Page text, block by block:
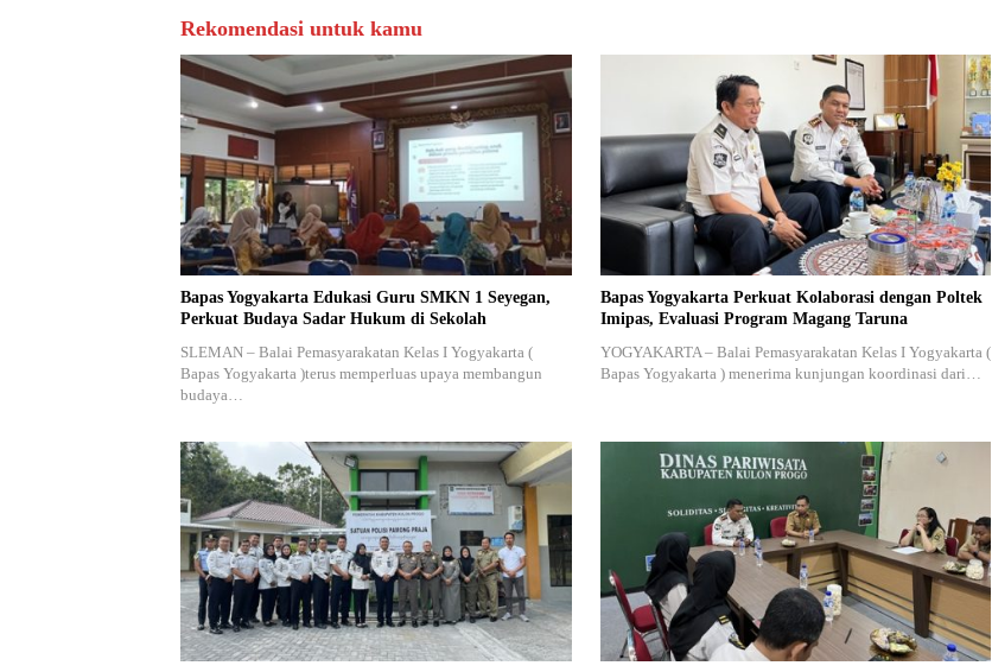
Rekomendasi untuk kamu
Bapas Yogyakarta Edukasi Guru SMKN 1 Seyegan,
Perkuat Budaya Sadar Hukum di Sekolah
SLEMAN – Balai Pemasyarakatan Kelas I Yogyakarta (
Bapas Yogyakarta )terus memperluas upaya membangun
budaya…
Bapas Yogyakarta Perkuat Kolaborasi dengan Poltek
Imipas, Evaluasi Program Magang Taruna
YOGYAKARTA – Balai Pemasyarakatan Kelas I Yogyakarta (
Bapas Yogyakarta ) menerima kunjungan koordinasi dari…